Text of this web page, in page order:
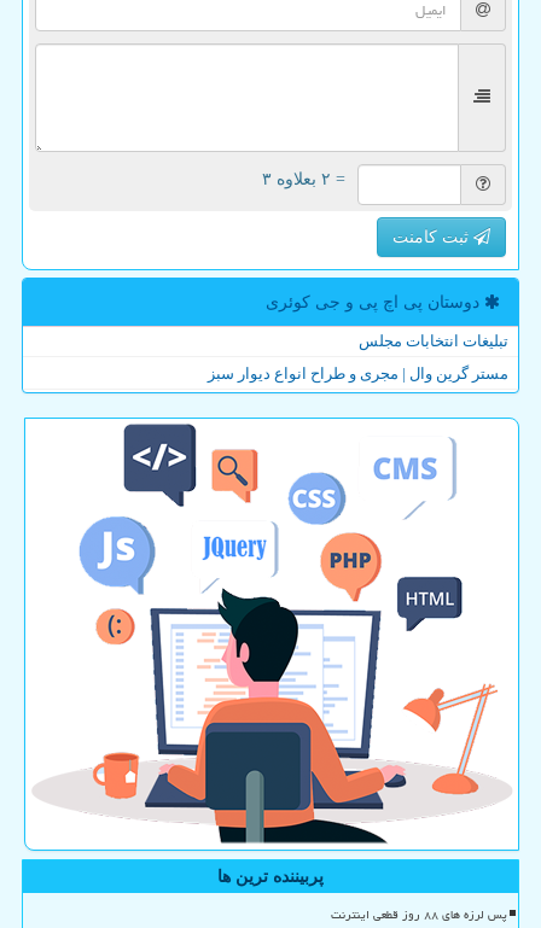
= ۲ بعلاوه ۳
ثبت کامنت
دوستان پی اچ پی و جی كوئری
تبلیغات انتخابات مجلس
مستر گرین وال | مجری و طراح انواع دیوار سبز
پربیننده ترین ها
پس لرزه های ۸۸ روز قطعی اینترنت